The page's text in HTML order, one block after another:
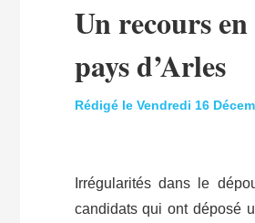
Un recours
pays d’Arles
Rédigé le Vendredi 16
Irrégularités dans le
candidats qui ont déposé